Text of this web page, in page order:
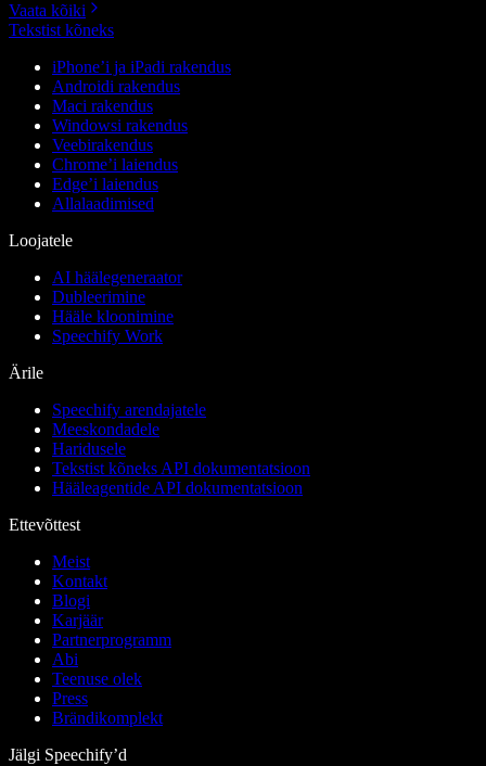
Vaata kõiki
Tekstist kõneks
iPhone’i ja iPadi rakendus
Androidi rakendus
Maci rakendus
Windowsi rakendus
Veebirakendus
Chrome’i laiendus
Edge’i laiendus
Allalaadimised
Loojatele
AI häälegeneraator
Dubleerimine
Hääle kloonimine
Speechify Work
Ärile
Speechify arendajatele
Meeskondadele
Haridusele
Tekstist kõneks API dokumentatsioon
Hääleagentide API dokumentatsioon
Ettevõttest
Meist
Kontakt
Blogi
Karjäär
Partnerprogramm
Abi
Teenuse olek
Press
Brändikomplekt
Jälgi Speechify’d